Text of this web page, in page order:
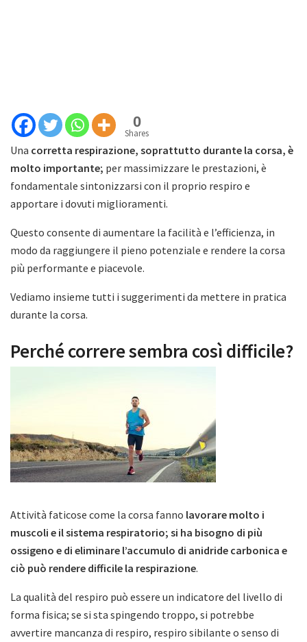
0
Shares
Una corretta respirazione, soprattutto durante la corsa, è
molto importante; per massimizzare le prestazioni, è
fondamentale sintonizzarsi con il proprio respiro e
apportare i dovuti miglioramenti.
Questo consente di aumentare la facilità e l’efficienza, in
modo da raggiungere il pieno potenziale e rendere la corsa
più performante e piacevole.
Vediamo insieme tutti i suggerimenti da mettere in pratica
durante la corsa.
Perché correre sembra così difficile?
Attività faticose come la corsa fanno lavorare molto i
muscoli e il sistema respiratorio; si ha bisogno di più
ossigeno e di eliminare l’accumulo di anidride carbonica e
ciò può rendere difficile la respirazione.
La qualità del respiro può essere un indicatore del livello di
forma fisica; se si sta spingendo troppo, si potrebbe
avvertire mancanza di respiro, respiro sibilante o senso di